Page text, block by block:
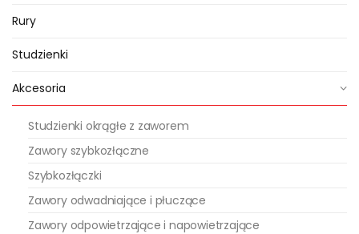
Rury
Studzienki
Akcesoria
Studzienki okrągłe z zaworem
Zawory szybkozłączne
Szybkozłączki
Zawory odwadniające i płuczące
Zawory odpowietrzające i napowietrzające